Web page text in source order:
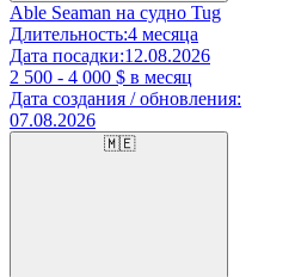
Able Seaman на судно Tug
Длительность:4 месяца
Дата посадки:12.08.2026
2 500 - 4 000 $ в месяц
Дата создания / обновления:
07.08.2026
🇲🇪